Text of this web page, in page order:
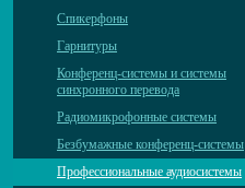
Спикерфоны
Гарнитуры
Конференц-системы и системы
синхронного перевода
Радиомикрофонные системы
Безбумажные конференц-системы
Профессиональные аудиосистемы